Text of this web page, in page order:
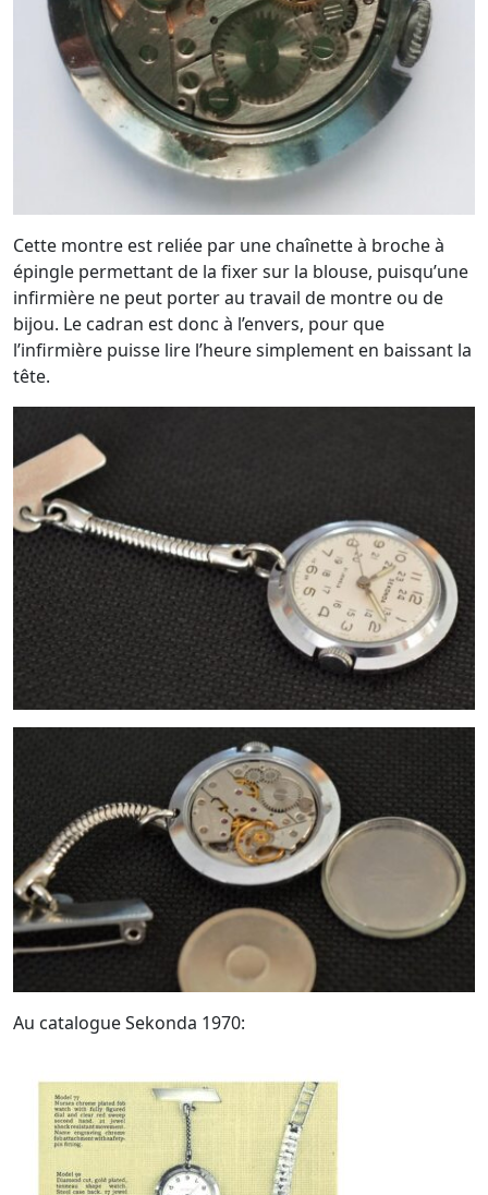
Cette montre est reliée par une chaînette à broche à
épingle permettant de la fixer sur la blouse, puisqu’une
infirmière ne peut porter au travail de montre ou de
bijou. Le cadran est donc à l’envers, pour que
l’infirmière puisse lire l’heure simplement en baissant la
tête.
Au catalogue Sekonda 1970: